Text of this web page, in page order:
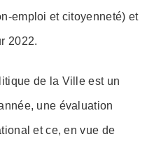
emploi et citoyenneté) et
2022.
de la Ville est un
une évaluation
et ce, en vue de